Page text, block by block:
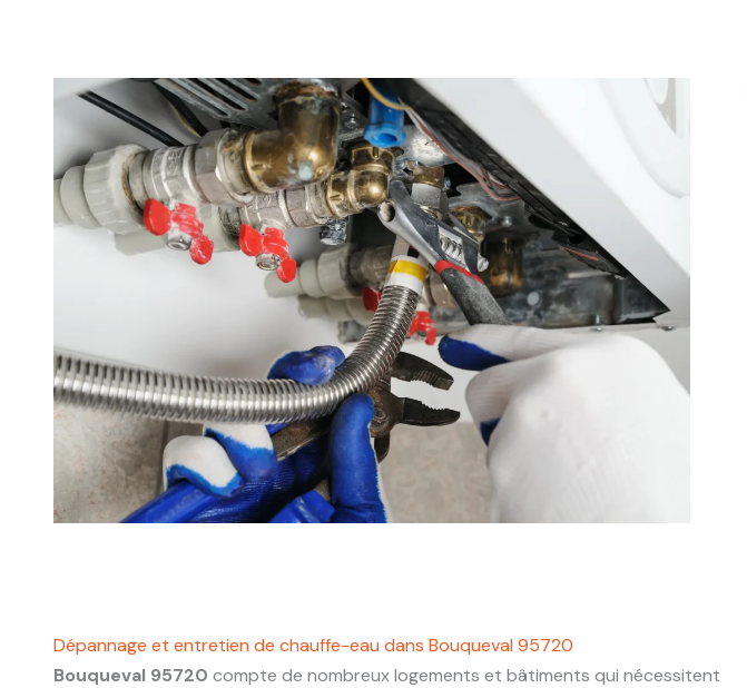
Dépannage et entretien de chauffe-eau dans Bouqueval 95720
Bouqueval 95720 compte de nombreux logements et bâtiments qui nécessitent